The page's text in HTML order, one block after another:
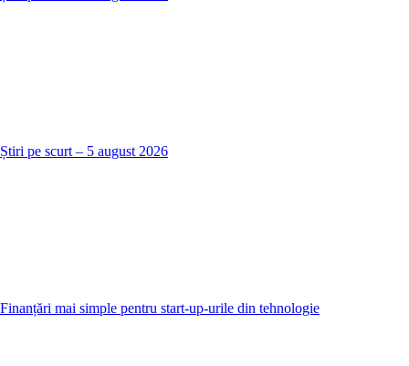
Știri pe scurt – 5 august 2026
Finanțări mai simple pentru start-up-urile din tehnologie